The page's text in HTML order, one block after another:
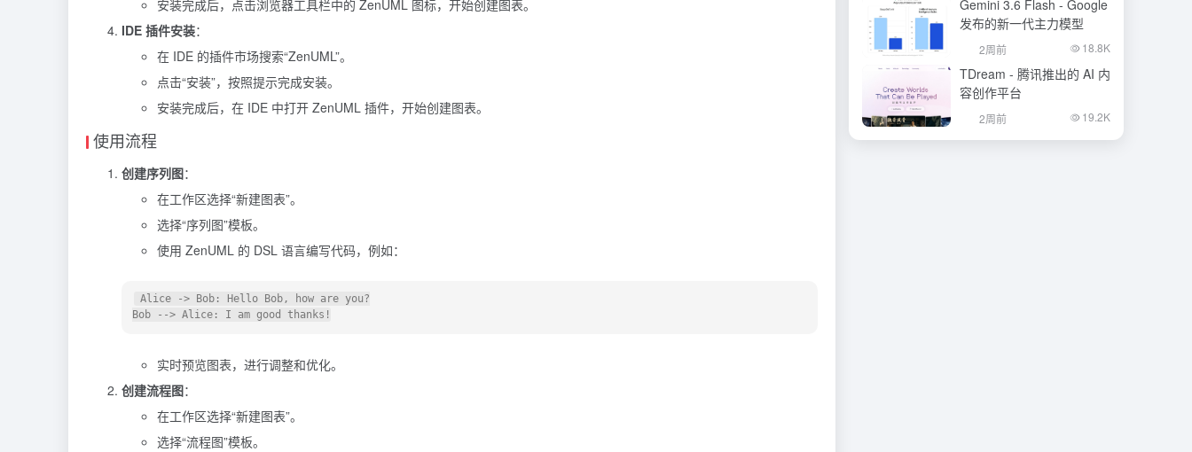
安装完成后，点击浏览器工具栏中的 ZenUML 图标，开始创建图表。
IDE 插件安装：
在 IDE 的插件市场搜索“ZenUML”。
点击“安装”，按照提示完成安装。
安装完成后，在 IDE 中打开 ZenUML 插件，开始创建图表。
使用流程
创建序列图：
在工作区选择“新建图表”。
选择“序列图”模板。
使用 ZenUML 的 DSL 语言编写代码，例如：
实时预览图表，进行调整和优化。
创建流程图：
在工作区选择“新建图表”。
选择“流程图”模板。
Gemini 3.6 Flash - Google
发布的新一代主力模型
2周前 18.8K
TDream - 腾讯推出的 AI 内
容创作平台
2周前 19.2K